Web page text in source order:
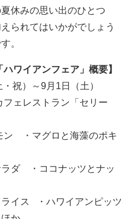
休みの思い出のひとつ
られてはいかがでしょう
。
ワイアンフェア」概要】
祝）～9月1日（土）
ェレストラン「セリー
ン ・マグロと海藻のポキ
ラダ ・ココナッツとナッ
ライス ・ハワイアンピッツ